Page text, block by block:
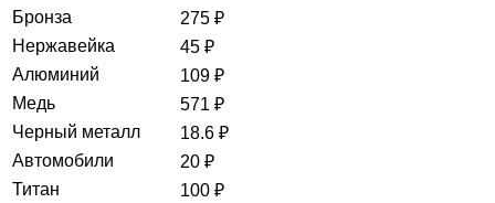
Бронза
275 ₽
Нержавейка
45 ₽
Алюминий
109 ₽
Медь
571 ₽
Черный металл
18.6 ₽
Автомобили
20 ₽
Титан
100 ₽